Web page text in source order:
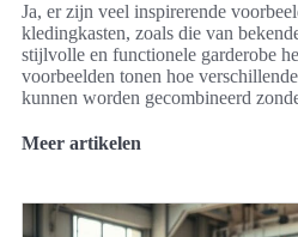
Ja, er zijn veel inspirerende
kledingkasten, zoals die van
stijlvolle en functionele garderobe
voorbeelden tonen hoe
kunnen worden gecombineerd
Meer artikelen